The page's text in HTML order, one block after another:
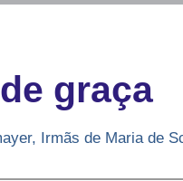
graça
, Irmãs de Maria de